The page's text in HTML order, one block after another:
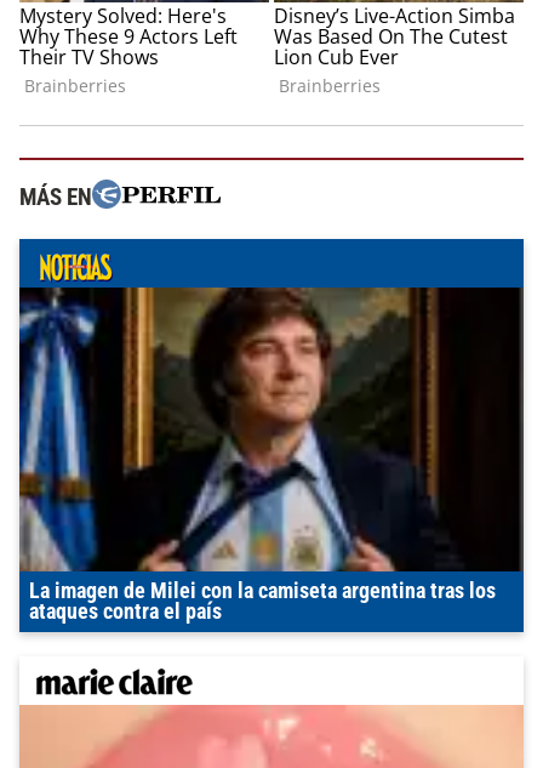
MÁS EN
La imagen de Milei con la camiseta argentina tras los
ataques contra el país